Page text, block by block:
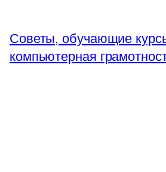
Советы, обучающие
компьютерная